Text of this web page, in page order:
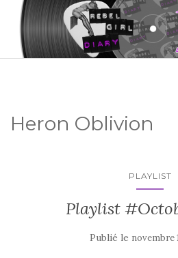
Heron Oblivion
PLAYLIST
Playlist
Publié le novembre